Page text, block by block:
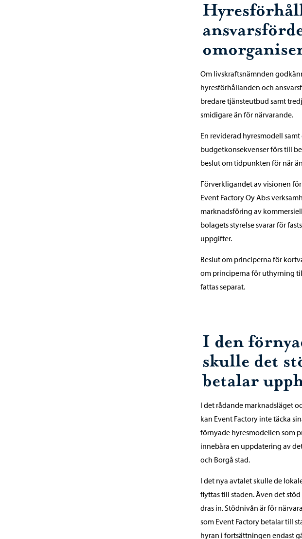
Om livskraftsnämnden
hyresförhållanden och
bredare tjänsteutbud samt
smidigare än för närvarande.
En reviderad hyresmodell
budgetkonsekvenser förs till
beslut om tidpunkten för när
Förverkligandet av visionen
Event Factory Oy Ab:s
marknadsföring av
bolagets styrelse svarar för
uppgifter.
Beslut om principerna för
om principerna för uthyrning
fattas separat.
I den
skulle det
betalar
I det rådande marknadsläget
kan Event Factory inte täcka
förnyade hyresmodellen som
innebära en uppdatering av
och Borgå stad.
I det nya avtalet skulle de
flyttas till staden. Även det
dras in. Stödnivån är för
som Event Factory betalar till
hyran i fortsättningen endast